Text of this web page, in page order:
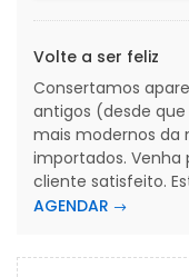
Volte a ser feliz
Consertamos
antigos (desde
mais modernos da
importados. Venha
cliente satisfeito.
AGENDAR